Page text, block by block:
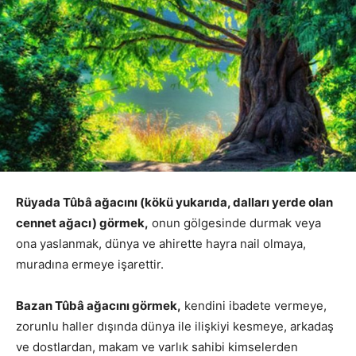
Rüyada Tûbâ ağacını (kökü yukarıda, dalları yerde olan
cennet ağacı) görmek, onun gölgesinde durmak veya
ona yaslanmak, dünya ve ahirette hayra nail olmaya,
muradına ermeye işarettir.
Bazan Tûbâ ağacını görmek, kendini ibadete vermeye,
zorunlu haller dışında dünya ile ilişkiyi kesmeye, arkadaş
ve dostlardan, makam ve varlık sahibi kimselerden